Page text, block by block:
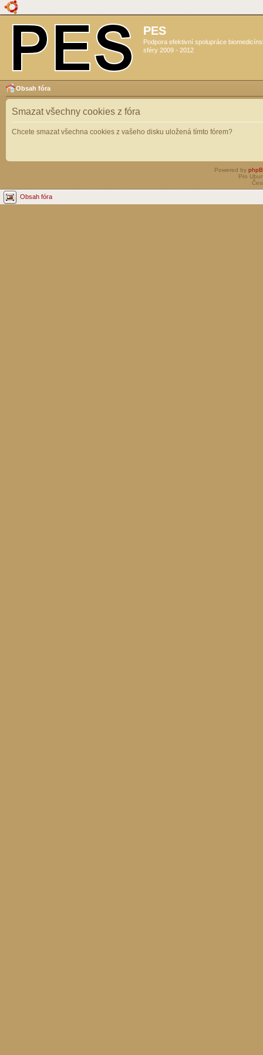
PES
Podpora efektivní spolupráce
sféry 2009 - 2012
Obsah fóra
Smazat všechny cookies z fóra
Chcete smazat všechna cookies z vašeho disku uložená tímto fórem?
Powered by
Pro
Obsah fóra